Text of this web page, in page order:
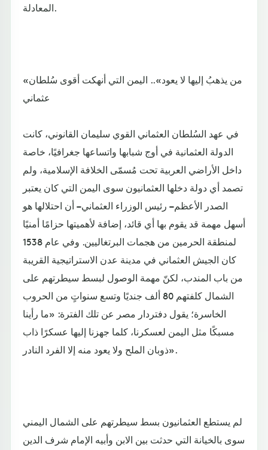
المعادلة.
«من يذهبُ إليها لا يعود».. اليمن التي أنهكت أقوى سُلطان
عثماني
في عهد السُلطان العثماني القوي سليمان القانوني، كانت
الدولة العثمانية في أوج شبابها واتساعها جغرافيًا، خاصة
داخل الأراضي العربية تحت مُسمّى الخلافة الإسلامية، ولم
تصمد أي دولة دخلها العثمانيون سوى اليمن التي كان يعتبر
الصدر الأعظم – رئيس الوزراء العثماني – أن احتلالها هو
أسهل مهمة قد يقوم بها أي قائد، إضافة لأهميتها حزامًا أمنيًا
لمنطقة الحرمين من هجمات البرتغاليين. وفي عام 1538
كان الجيش العثماني في مدينة عدن الاستراتيجية القريبة
من باب المندب، لكنّ مهمة الوصول لبسط سيطرتهم على
الشمال كلفتهم 80 ألف جنديًا وتسع سنواتٍ من الحروب
الخاسرة؛ يقول دفتردار مصر عن تلك الفترة: «ما رأينا
مسبكًا مثل اليمن لعسكرنا، كلما جهزنا إليها عسكرًا ذاب
ذوبان الملح ولا يعود منه إلا الفرد النادر».
لم يستطع العثمانيون بسط سيطرتهم على الشمال اليمني
سوى بالخيانة التي حدثت بين الابن وأبيه الإمام شرف الدين